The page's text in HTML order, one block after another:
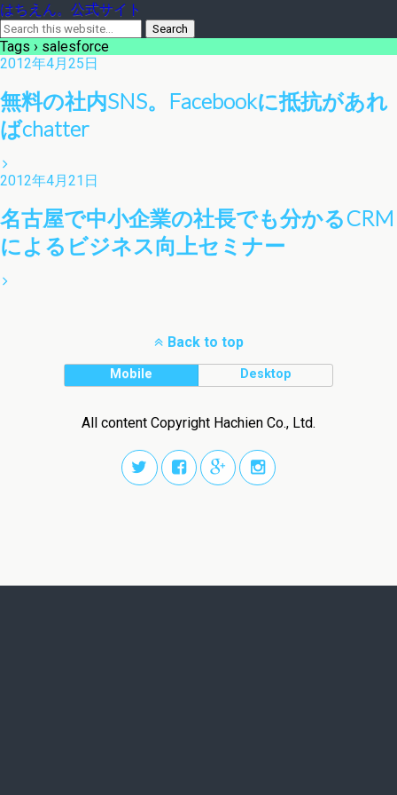
はちえん。公式サイト
Tags › salesforce
2012年4月25日
無料の社内SNS。Facebookに抵抗があれ
ばchatter
2012年4月21日
名古屋で中小企業の社長でも分かるCRM
によるビジネス向上セミナー
Back to top
Mobile Desktop
All content Copyright Hachien Co., Ltd.